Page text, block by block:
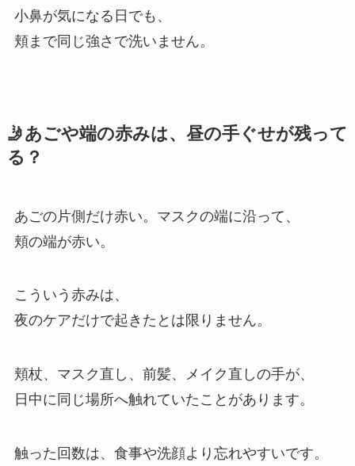
小鼻が気になる日でも、
頬まで同じ強さで洗いません。
🤳あごや端の赤みは、昼の手ぐせが残って
る？
あごの片側だけ赤い。マスクの端に沿って、
頬の端が赤い。
こういう赤みは、
夜のケアだけで起きたとは限りません。
頬杖、マスク直し、前髪、メイク直しの手が、
日中に同じ場所へ触れていたことがあります。
触った回数は、食事や洗顔より忘れやすいです。